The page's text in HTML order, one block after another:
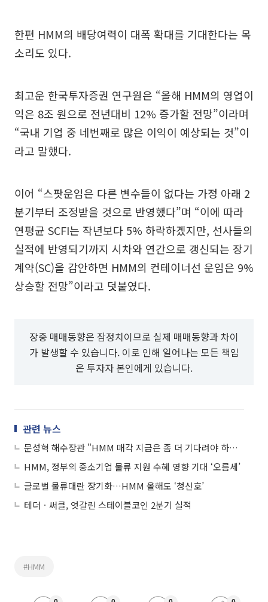
한편 HMM의 배당여력이 대폭 확대를 기대한다는 목
소리도 있다.
최고운 한국투자증권 연구원은 “올해 HMM의 영업이
익은 8조 원으로 전년대비 12% 증가할 전망”이라며
“국내 기업 중 네번째로 많은 이익이 예상되는 것”이
라고 말했다.
이어 “스팟운임은 다른 변수들이 없다는 가정 아래 2
분기부터 조정받을 것으로 반영했다”며 “이에 따라
연평균 SCFI는 작년보다 5% 하락하겠지만, 선사들의
실적에 반영되기까지 시차와 연간으로 갱신되는 장기
계약(SC)을 감안하면 HMM의 컨테이너선 운임은 9%
상승할 전망”이라고 덧붙였다.
장중 매매동향은 잠정치이므로 실제 매매동향과 차이
가 발생할 수 있습니다. 이로 인해 일어나는 모든 책임
은 투자자 본인에게 있습니다.
관련 뉴스
문성혁 해수장관 "HMM 매각 지금은 좀 더 기다려야 하는 시점"
HMM, 정부의 중소기업 물류 지원 수혜 영향 기대 ‘오름세’
글로벌 물류대란 장기화…HMM 올해도 ‘청신호’
테더ㆍ써클, 엇갈린 스테이블코인 2분기 실적
#HMM